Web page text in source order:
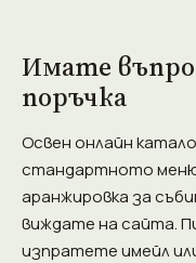
Имате
поръчка
Освен онлайн
стандартното меню
аранжировка за
виждате на сайта.
изпратете имейл